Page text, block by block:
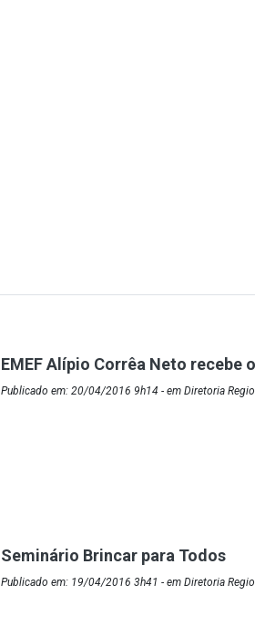
EMEF Alípio Corrêa Neto recebe
Publicado em: 20/04/2016 9h14 - em Diretoria
Seminário Brincar para Todos
Publicado em: 19/04/2016 3h41 - em Diretoria